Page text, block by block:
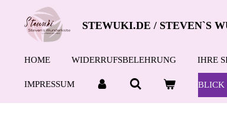
Hauptinhalt
STEWUKI.DE / STEVEN`S
HOME WIDERRUFSBELEHRUNG IHRE
IMPRESSUM BLICK